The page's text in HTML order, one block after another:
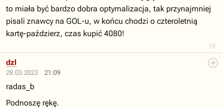
15
to miała być bardzo dobra optymalizacja, tak przynajmniej
pisali znawcy na GOL-u, w końcu chodzi o czteroletnią
kartę-paździerz, czas kupić 4080!
28.03.2023 21:09
dzl
radas_b
Podnoszę rękę.